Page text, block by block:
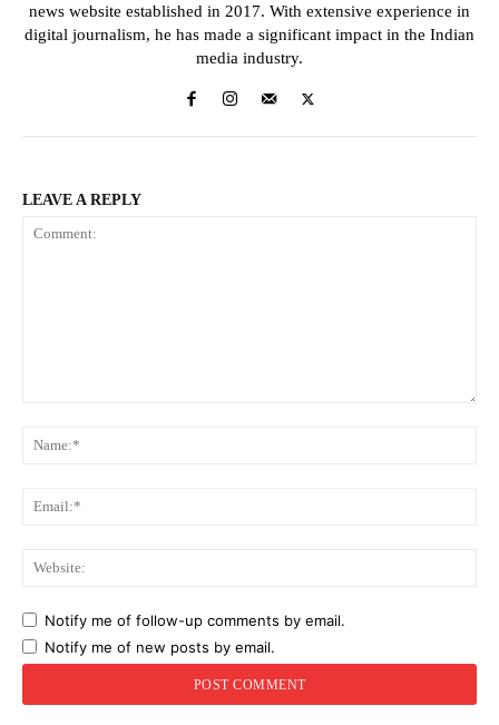
news website established in 2017. With extensive experience in
digital journalism, he has made a significant impact in the Indian
media industry.
LEAVE A REPLY
Notify me of follow-up comments by email.
Notify me of new posts by email.